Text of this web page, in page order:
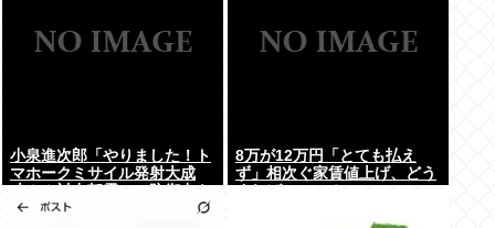
小泉進次郎「やりました！ト
マホークミサイル発射大成
強化してますw」
8万が12万円「とても払え
ず」相次ぐ家賃値上げ、どう